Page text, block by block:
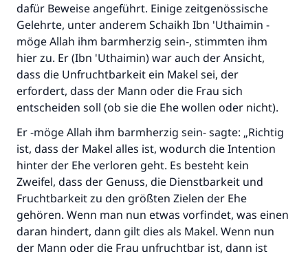
dafür Beweise angeführt. Einige zeitgenössische
Gelehrte, unter anderem Schaikh Ibn 'Uthaimin -
möge Allah ihm barmherzig sein-, stimmten ihm
hier zu. Er (Ibn 'Uthaimin) war auch der Ansicht,
dass die Unfruchtbarkeit ein Makel sei, der
erfordert, dass der Mann oder die Frau sich
entscheiden soll (ob sie die Ehe wollen oder nicht).
Er -möge Allah ihm barmherzig sein- sagte: „Richtig
ist, dass der Makel alles ist, wodurch die Intention
hinter der Ehe verloren geht. Es besteht kein
Zweifel, dass der Genuss, die Dienstbarkeit und
Fruchtbarkeit zu den größten Zielen der Ehe
gehören. Wenn man nun etwas vorfindet, was einen
daran hindert, dann gilt dies als Makel. Wenn nun
der Mann oder die Frau unfruchtbar ist, dann ist
Die Antwort Nr. 110845 rettete eine
Ehe.
Unterstütze die Arbeit von Islam Q&A
Der Prophet -Allahs Segen und Frieden auf
ihm- sagte:
"Wer zum Guten aufruft, hat den Lohn
desjenigen, der sie durchführt."
(MUSLIM 1893)